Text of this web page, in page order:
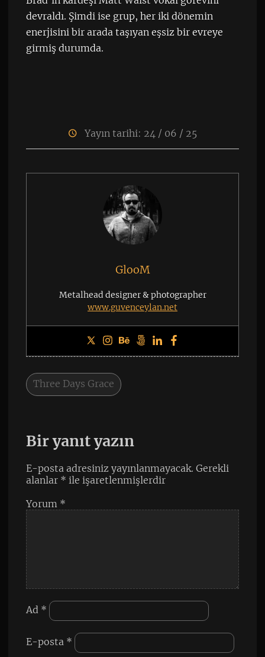
devraldı. Şimdi ise grup, her iki dönemin
enerjisini bir arada taşıyan eşsiz bir evreye
girmiş durumda.
Yayın tarihi: 24 / 06 / 25
GlooM
Metalhead designer & photographer
www.guvenceylan.net
Three Days Grace
Bir yanıt yazın
E-posta adresiniz yayınlanmayacak. Gerekli
alanlar * ile işaretlenmişlerdir
Yorum *
Ad *
E-posta *